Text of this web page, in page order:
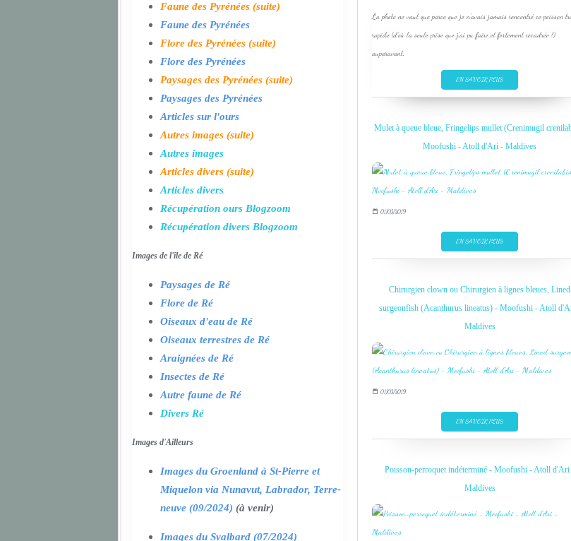
La photo ne vaut que parce que je n'avais jamais rencontré ce poisson
rapide (d'où la seule prise que j'ai pu faire et fortement recadrée !)
auparavant.
EN SAVOIR PLUS
Mulet à queue bleue, Fringelips mullet (Crenimugil
Moofushi - Atoll d'Ari - Maldives
01/03/2019
EN SAVOIR PLUS
Chirurgien clown ou Chirurgien à lignes bleues, Lined
surgeonfish (Acanthurus lineatus) - Moofushi - Atoll
Maldives
01/03/2019
EN SAVOIR PLUS
Poisson-perroquet indéterminé - Moofushi - Atoll
Maldives
Faune des Pyrénées (suite)
Faune des Pyrénées
Flore des Pyrénées (suite)
Flore des Pyrénées
Paysages des Pyrénées (suite)
Paysages des Pyrénées
Articles sur l'ours
Autres images (suite)
Autres images
Articles divers (suite)
Articles divers
Récupération ours Blogzoom
Récupération divers Blogzoom
Images de l'île de Ré
Paysages de Ré
Flore de Ré
Oiseaux d'eau de Ré
Oiseaux terrestres de Ré
Araignées de Ré
Insectes de Ré
Autre faune de Ré
Divers Ré
Images d'Ailleurs
Images du Groenland à St-Pierre et
Miquelon via Nunavut, Labrador, Terre-
neuve (09/2024) (à venir)
Images du Svalbard (07/2024)